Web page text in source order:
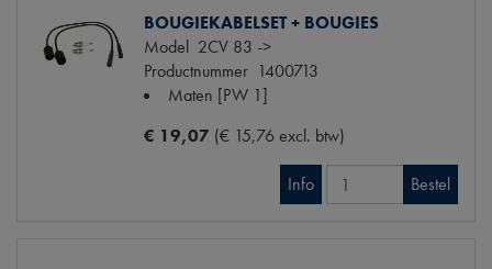
BOUGIEKABELSET + BOUGIES
Model 2CV 83 ->
Productnummer 1400713
Maten [PW 1]
€ 19,07 (€ 15,76 excl. btw)
Info Bestel